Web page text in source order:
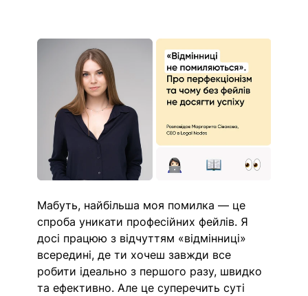
Мабуть, найбільша моя помилка — це
спроба уникати професійних фейлів. Я
досі працюю з відчуттям «відмінниці»
всередині, де ти хочеш завжди все
робити ідеально з першого разу, швидко
та ефективно. Але це суперечить суті